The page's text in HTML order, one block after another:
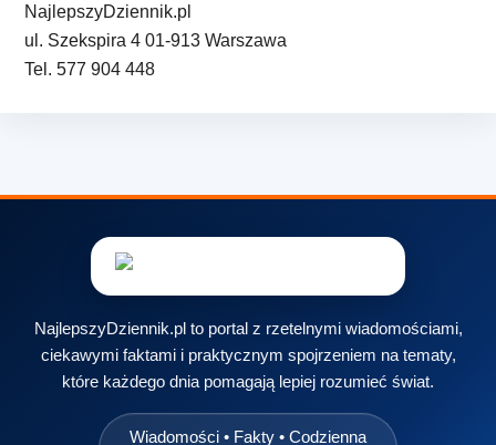
NajlepszyDziennik.pl
ul. Szekspira 4 01-913 Warszawa
Tel. 577 904 448
NajlepszyDziennik.pl to portal z rzetelnymi wiadomościami,
ciekawymi faktami i praktycznym spojrzeniem na tematy,
które każdego dnia pomagają lepiej rozumieć świat.
Wiadomości • Fakty • Codzienna